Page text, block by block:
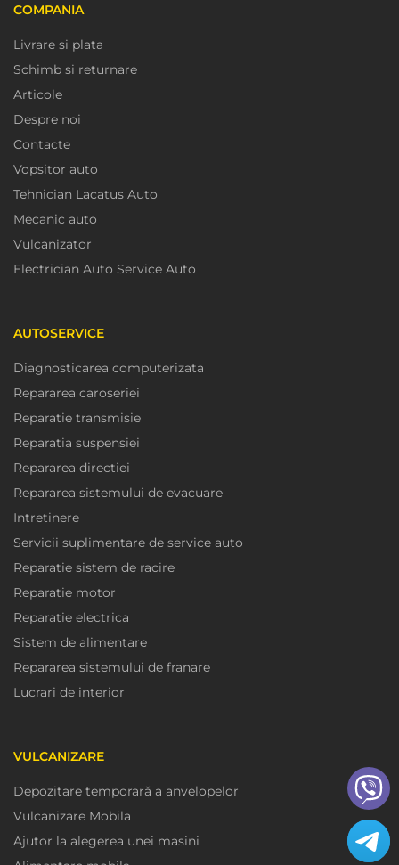
COMPANIA
Livrare si plata
Schimb si returnare
Articole
Despre noi
Contacte
Vopsitor auto
Tehnician Lacatus Auto
Mecanic auto
Vulcanizator
Electrician Auto Service Auto
AUTOSERVICE
Diagnosticarea computerizata
Repararea caroseriei
Reparatie transmisie
Reparatia suspensiei
Repararea directiei
Repararea sistemului de evacuare
Intretinere
Servicii suplimentare de service auto
Reparatie sistem de racire
Reparatie motor
Reparatie electrica
Sistem de alimentare
Repararea sistemului de franare
Lucrari de interior
VULCANIZARE
Depozitare temporară a anvelopelor
Vulcanizare Mobila
Ajutor la alegerea unei masini